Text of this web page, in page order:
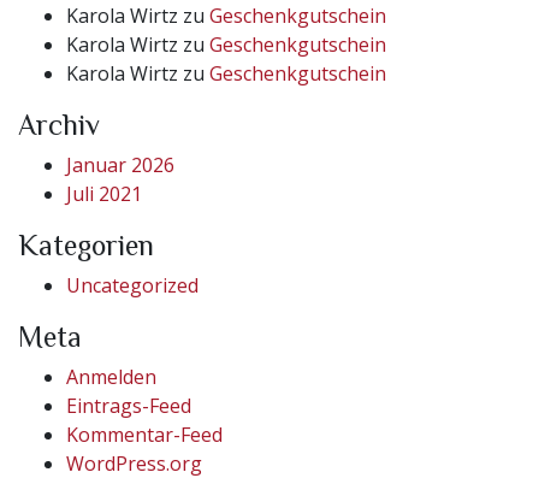
Karola Wirtz zu Geschenkgutschein
Karola Wirtz zu Geschenkgutschein
Karola Wirtz zu Geschenkgutschein
Archiv
Januar 2026
Juli 2021
Kategorien
Uncategorized
Meta
Anmelden
Eintrags-Feed
Kommentar-Feed
WordPress.org